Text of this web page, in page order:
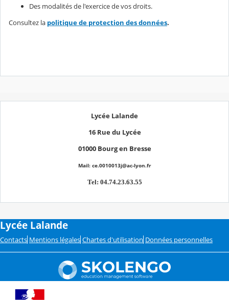
Des modalités de l'exercice de vos droits.
Consultez la politique de protection des données.
Lycée Lalande
16 Rue du Lycée
01000 Bourg en Bresse
Mail: ce.0010013j@ac-lyon.fr
Tel: 04.74.23.63.55
Lycée Lalande
Contacts Mentions légales Chartes d'utilisation Données personnelles